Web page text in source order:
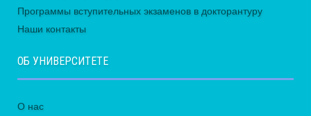
Программы вступительных экзаменов в докторантуру
Наши контакты
ОБ УНИВЕРСИТЕТЕ
О нас